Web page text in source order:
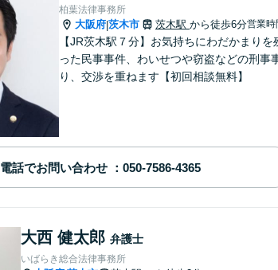
柏葉法律事務所
大阪府|茨木市 茨木駅 から徒歩6分営業時
【JR茨木駅７分】お気持ちにわだかまり
った民事事件、わいせつや窃盗などの刑
り、交渉を重ねます【初回相談無料】
電話でお問い合わせ
大西 健太郎 弁護士
いばらき総合法律事務所